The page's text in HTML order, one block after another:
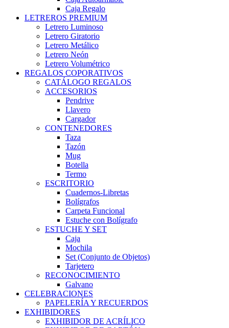
Caja Regalo
LETREROS PREMIUM
Letrero Luminoso
Letrero Giratorio
Letrero Metálico
Letrero Neón
Letrero Volumétrico
REGALOS COPORATIVOS
CATÁLOGO REGALOS
ACCESORIOS
Pendrive
Llavero
Cargador
CONTENEDORES
Taza
Tazón
Mug
Botella
Termo
ESCRITORIO
Cuadernos-Libretas
Bolígrafos
Carpeta Funcional
Estuche con Bolígrafo
ESTUCHE Y SET
Caja
Mochila
Set (Conjunto de Objetos)
Tarjetero
RECONOCIMIENTO
Galvano
CELEBRACIONES
PAPELERÍA Y RECUERDOS
EXHIBIDORES
EXHIBIDOR DE ACRÍLICO